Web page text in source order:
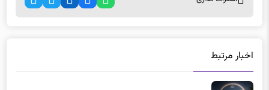
اخبار مرتبط